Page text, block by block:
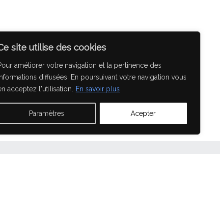
site utilise des cookies
améliorer votre navigation et la pertinence des
diffusées. En poursuivant votre navigation vous
acceptez l'utilisation.
En savoir plus
Paramètres Acepter
Façades Ingénierie
Moulineaux